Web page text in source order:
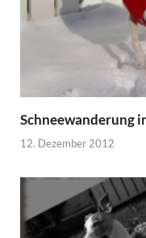
Schneewanderung
12. Dezember 2012